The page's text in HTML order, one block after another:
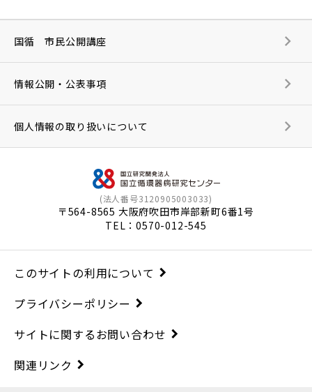
(法人番号3120905003033)
〒564-8565 大阪府吹田市岸部新町6番1号
TEL：0570-012-545
国循 市民公開講座
情報公開・公表事項
個人情報の取り扱いについて
このサイトの利用について
プライバシーポリシー
サイトに関するお問い合わせ
関連リンク